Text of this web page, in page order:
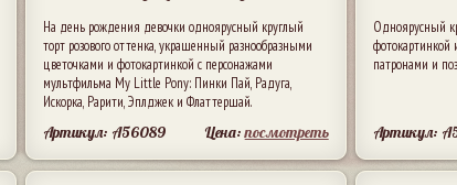
На день рождения девочки одноярусный круглый
торт розового оттенка, украшенный разнообразными
цветочками и фотокартинкой с персонажами
мультфильма My Little Pony: Пинки Пай, Радуга,
Искорка, Рарити, Эплджек и Флаттершай.
Артикул: A56089 Цена:посмотреть
Одноярусный
фотокартинкой
патронами и
Артикул: